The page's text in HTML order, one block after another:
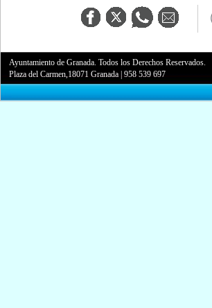
Ayuntamiento de Granada. Todos los Derechos Reservados.
Plaza del Carmen,18071 Granada |958 539 697